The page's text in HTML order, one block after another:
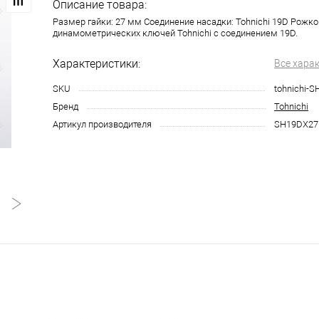
Описание товара:
Размер гайки: 27 мм Соединение насадки: Tohnichi 19D
динамометрических ключей Tohnichi с соединением 19D.
Характеристики: Все
SKU
tohnichi-
Бренд
Tohnichi
Артикул производителя
SH19DX27